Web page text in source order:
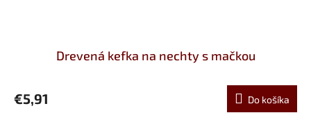
Drevená kefka na nechty s mačkou
€5,91 Do košíka